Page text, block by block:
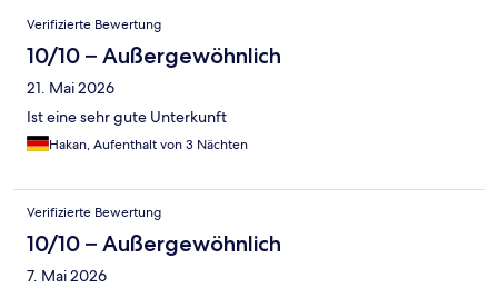
Bewertungen
Verifizierte Bewertung
10/10 – Außergewöhnlich
21. Mai 2026
Ist eine sehr gute Unterkunft
Hakan, Aufenthalt von 3 Nächten
Verifizierte Bewertung
10/10 – Außergewöhnlich
7. Mai 2026